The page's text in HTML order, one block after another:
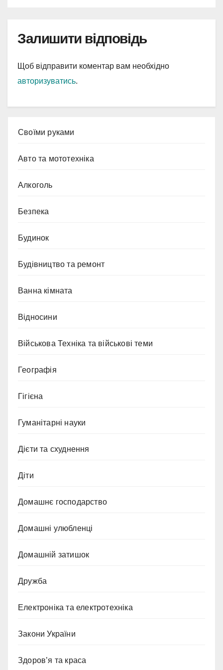
Залишити відповідь
Щоб відправити коментар вам необхідно
авторизуватись.
Cвоїми руками
Авто та мототехніка
Алкоголь
Безпека
Будинок
Будівництво та ремонт
Ванна кімната
Відносини
Військова Техніка та військові теми
Географія
Гігієна
Гуманітарні науки
Дієти та схуднення
Діти
Домашнє господарство
Домашні улюбленці
Домашній затишок
Дружба
Електроніка та електротехніка
Закони України
Здоров’я та краса